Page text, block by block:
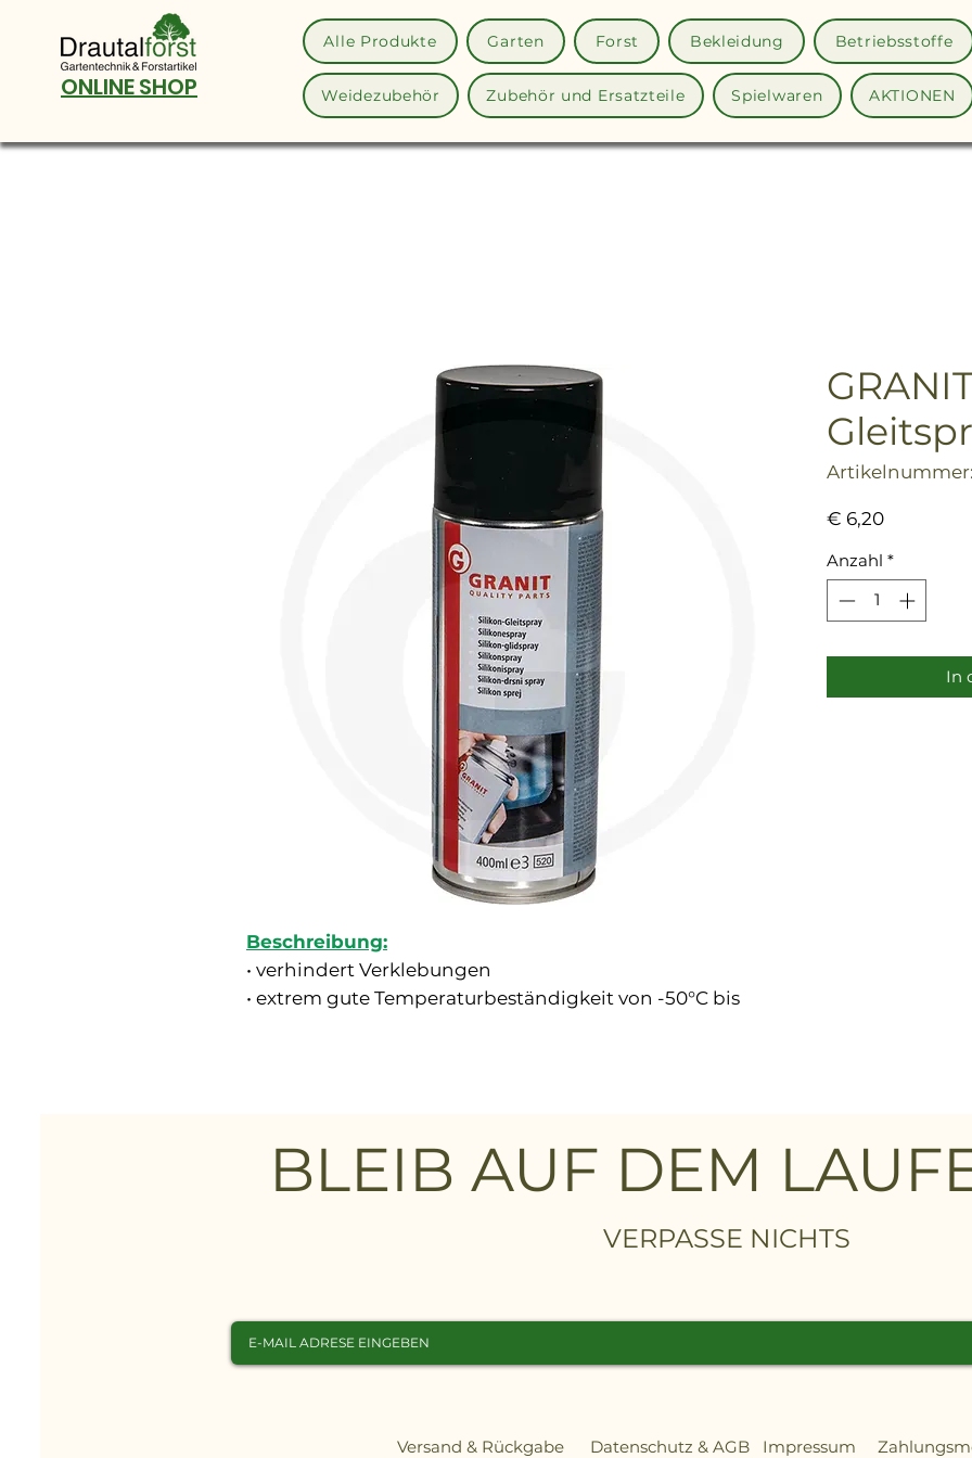
ONLINE SHOP
Alle Produkte Garten Forst Bekleidung Betriebsstoffe
Weidezubehör Zubehör und Ersatzteile Spielwaren AKTIONEN
Beschreibung:
• verhindert Verklebungen
• extrem gute Temperaturbeständigkeit von -50°C bis
Frost
• pflegt und konserviert Gummi
• Sprühkopf: Standard
Anwendung:
Artikelnummer:
€ 6,20Preis
Anzahl *
In
BLEIB AUF DEM
VERPASSE NICHTS
Versand & Rückgabe Datenschutz & AGB Impressum